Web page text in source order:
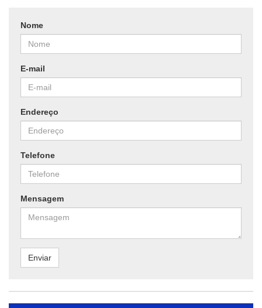
Nome
E-mail
Endereço
Telefone
Mensagem
Enviar